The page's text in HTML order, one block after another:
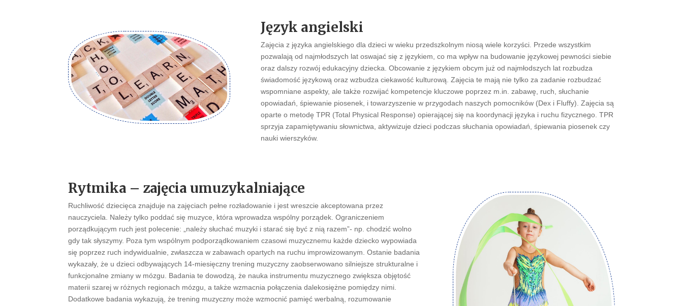
Język angielski
Zajęcia z języka angielskiego dla dzieci w wieku przedszkolnym niosą wiele korzyści. Przede wszystkim
pozwalają od najmłodszych lat oswajać się z językiem, co ma wpływ na budowanie językowej pewności siebie
oraz dalszy rozwój edukacyjny dziecka. Obcowanie z językiem obcym już od najmłodszych lat rozbudza
świadomość językową oraz wzbudza ciekawość kulturową. Zajęcia te mają nie tylko za zadanie rozbudzać
wspomniane aspekty, ale także rozwijać kompetencje kluczowe poprzez m.in. zabawę, ruch, słuchanie
opowiadań, śpiewanie piosenek, i towarzyszenie w przygodach naszych pomocników (Dex i Fluffy). Zajęcia są
oparte o metodę TPR (Total Physical Response) opierającej się na koordynacji języka i ruchu fizycznego. TPR
sprzyja zapamiętywaniu słownictwa, aktywizuje dzieci podczas słuchania opowiadań, śpiewania piosenek czy
nauki wierszyków.
Rytmika – zajęcia umuzykalniające
Ruchliwość dziecięca znajduje na zajęciach pełne rozładowanie i jest wreszcie akceptowana przez
nauczyciela. Należy tylko poddać się muzyce, która wprowadza wspólny porządek. Ograniczeniem
porządkującym ruch jest polecenie: „należy słuchać muzyki i starać się być z nią razem”- np. chodzić wolno
gdy tak słyszymy. Poza tym wspólnym podporządkowaniem czasowi muzycznemu każde dziecko wypowiada
się poprzez ruch indywidualnie, zwłaszcza w zabawach opartych na ruchu improwizowanym. Ostanie badania
wykazały, że u dzieci odbywających 14-miesięczny trening muzyczny zaobserwowano silniejsze strukturalne i
funkcjonalne zmiany w mózgu. Badania te dowodzą, że nauka instrumentu muzycznego zwiększa objętość
materii szarej w różnych regionach mózgu, a także wzmacnia połączenia dalekosiężne pomiędzy nimi.
Dodatkowe badania wykazują, że trening muzyczny może wzmocnić pamięć werbalną, rozumowanie